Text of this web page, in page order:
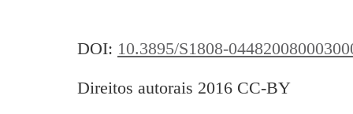
DOI: 10.3895/S1808-
Direitos autorais 2016 CC-BY